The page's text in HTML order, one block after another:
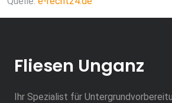
Fliesen Unganz
Ihr Spezialist für